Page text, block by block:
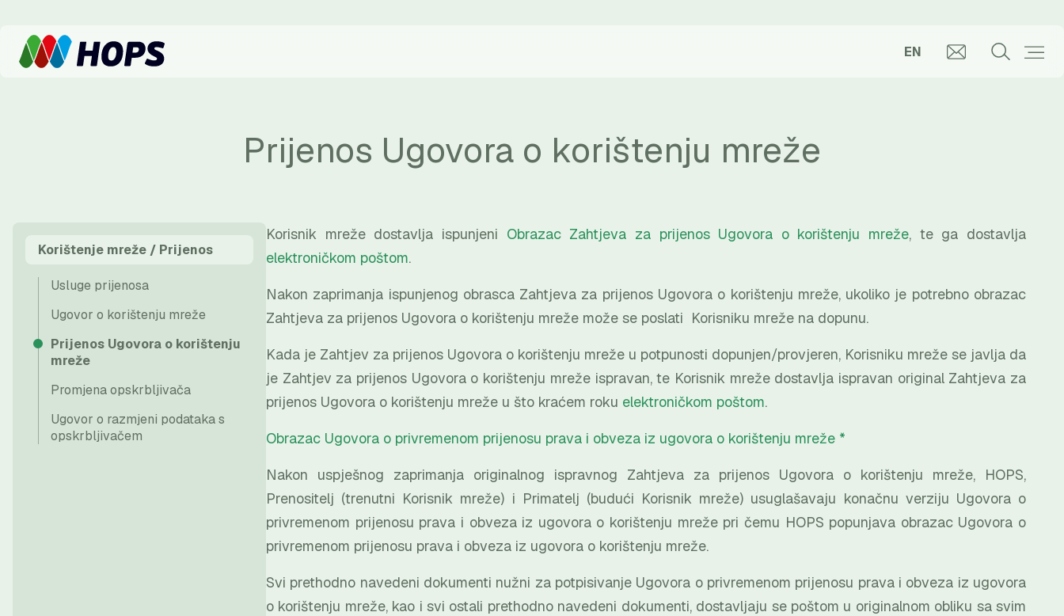
EN
Prijenos Ugovora o korištenju mreže
Korištenje mreže / Prijenos
Usluge prijenosa
Ugovor o korištenju mreže
Prijenos Ugovora o korištenju
mreže
Promjena opskrbljivača
Ugovor o razmjeni podataka s
opskrbljivačem
Korisnik mreže dostavlja ispunjeni Obrazac Zahtjeva za prijenos Ugovora o korištenju mreže, te ga dostavlja
elektroničkom poštom.
Nakon zaprimanja ispunjenog obrasca Zahtjeva za prijenos Ugovora o korištenju mreže, ukoliko je potrebno obrazac
Zahtjeva za prijenos Ugovora o korištenju mreže može se poslati Korisniku mreže na dopunu.
Kada je Zahtjev za prijenos Ugovora o korištenju mreže u potpunosti dopunjen/provjeren, Korisniku mreže se javlja da
je Zahtjev za prijenos Ugovora o korištenju mreže ispravan, te Korisnik mreže dostavlja ispravan original Zahtjeva za
prijenos Ugovora o korištenju mreže u što kraćem roku elektroničkom poštom.
Obrazac Ugovora o privremenom prijenosu prava i obveza iz ugovora o korištenju mreže *
Nakon uspješnog zaprimanja originalnog ispravnog Zahtjeva za prijenos Ugovora o korištenju mreže, HOPS,
Prenositelj (trenutni Korisnik mreže) i Primatelj (budući Korisnik mreže) usuglašavaju konačnu verziju Ugovora o
privremenom prijenosu prava i obveza iz ugovora o korištenju mreže pri čemu HOPS popunjava obrazac Ugovora o
privremenom prijenosu prava i obveza iz ugovora o korištenju mreže.
Svi prethodno navedeni dokumenti nužni za potpisivanje Ugovora o privremenom prijenosu prava i obveza iz ugovora
o korištenju mreže, kao i svi ostali prethodno navedeni dokumenti, dostavljaju se poštom u originalnom obliku sa svim